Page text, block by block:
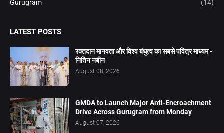
Gurugram (14)
LATEST POSTS
रक्तदान मानवता और विश्व बंधुत्व का सबसे पवित्र माध्यम -
नितिन नबीन
August 08, 2026
GMDA to Launch Major Anti-Encroachment
Drive Across Gurugram from Monday
August 07, 2026